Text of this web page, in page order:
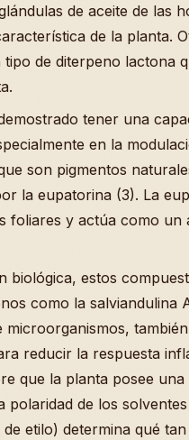
de aceite de las
de la planta.
de diterpeno lactona
tener una
en la
son pigmentos
la eupatorina (3). La
foliares y actúa como
biológica, estos
como la
reducir la respuesta
que la planta posee
polaridad de los
etilo) determina qué